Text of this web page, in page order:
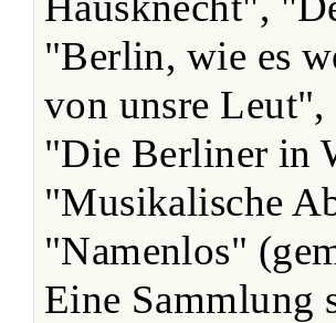
"Berlin, wie es
von unsre
"Die Berliner in
"Musikalische
"Namenlos"
Eine Sammlung